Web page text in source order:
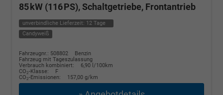
85 kW (116 PS), Schaltgetriebe, Frontantrieb
unverbindliche Lieferzeit: 12 Tage
Candyweiß
Fahrzeugnr.: 508802
Benzin
Fahrzeug mit Tageszulassung
Verbrauch kombiniert:
6,90 l/100km
CO2-Klasse:
F
CO2-Emissionen: 157,00 g/km